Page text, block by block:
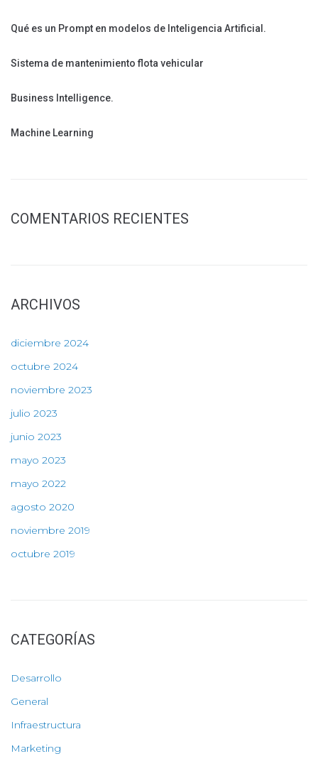
Qué es un Prompt en modelos de Inteligencia Artificial.
Sistema de mantenimiento flota vehicular
Business Intelligence.
Machine Learning
COMENTARIOS RECIENTES
ARCHIVOS
diciembre 2024
octubre 2024
noviembre 2023
julio 2023
junio 2023
mayo 2023
mayo 2022
agosto 2020
noviembre 2019
octubre 2019
CATEGORÍAS
Desarrollo
General
Infraestructura
Marketing